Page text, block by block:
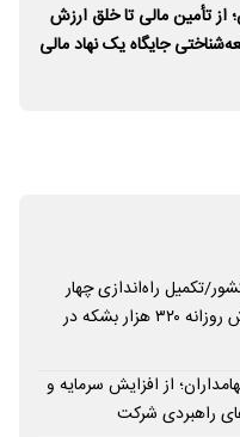
از تأمین مالی تا خلق ارزش
جایگاه یک نهاد مالی
تکمیل راه‌اندازی چهار
ردیف نفتی CTEP با ظرفیت فرآورش روزانه ۳۲۰ هزار بشکه در
از افزایش سرمایه و
راهبردی شرکت